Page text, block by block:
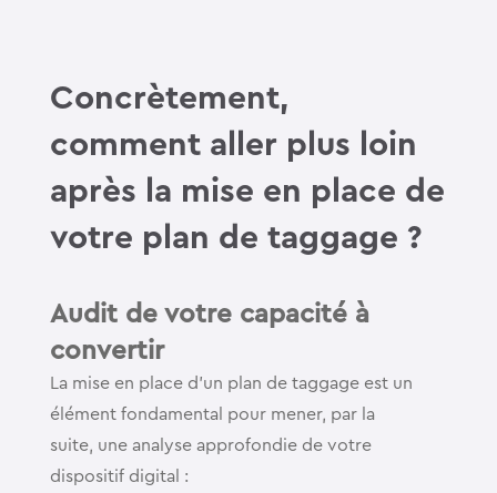
Concrètement,
comment aller plus loin
après la mise en place de
votre plan de taggage ?
Audit de votre capacité à
convertir
La mise en place d’un plan de taggage est un
élément fondamental pour mener, par la
suite, une analyse approfondie de votre
dispositif digital :